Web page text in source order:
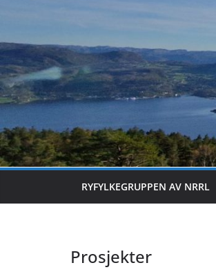
RYFYLKEGRUPPEN AV NRRL
Prosjekter